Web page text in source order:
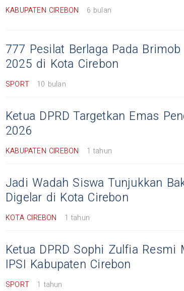
KABUPATEN CIREBON 6 bulan
777 Pesilat Berlaga Pada
2025 di Kota Cirebon
SPORT 10 bulan
Ketua DPRD Targetkan Emas
2026
KABUPATEN CIREBON 1 tahun
Jadi Wadah Siswa Tunjukkan
Digelar di Kota Cirebon
KOTA CIREBON 1 tahun
Ketua DPRD Sophi Zulfia Resmi
IPSI Kabupaten Cirebon
SPORT 1 tahun